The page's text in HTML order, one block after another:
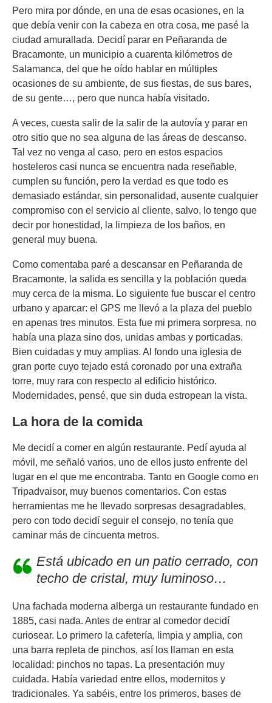
Pero mira por dónde, en una de esas ocasiones, en la
que debía venir con la cabeza en otra cosa, me pasé la
ciudad amurallada. Decidí parar en Peñaranda de
Bracamonte, un municipio a cuarenta kilómetros de
Salamanca, del que he oído hablar en múltiples
ocasiones de su ambiente, de sus fiestas, de sus bares,
de su gente…, pero que nunca había visitado.
A veces, cuesta salir de la salir de la autovía y parar en
otro sitio que no sea alguna de las áreas de descanso.
Tal vez no venga al caso, pero en estos espacios
hosteleros casi nunca se encuentra nada reseñable,
cumplen su función, pero la verdad es que todo es
demasiado estándar, sin personalidad, ausente cualquier
compromiso con el servicio al cliente, salvo, lo tengo que
decir por honestidad, la limpieza de los baños, en
general muy buena.
Como comentaba paré a descansar en Peñaranda de
Bracamonte, la salida es sencilla y la población queda
muy cerca de la misma. Lo siguiente fue buscar el centro
urbano y aparcar: el GPS me llevó a la plaza del pueblo
en apenas tres minutos. Esta fue mi primera sorpresa, no
había una plaza sino dos, unidas ambas y porticadas.
Bien cuidadas y muy amplias. Al fondo una iglesia de
gran porte cuyo tejado está coronado por una extraña
torre, muy rara con respecto al edificio histórico.
Modernidades, pensé, que sin duda estropean la vista.
La hora de la comida
Me decidí a comer en algún restaurante. Pedí ayuda al
móvil, me señaló varios, uno de ellos justo enfrente del
lugar en el que me encontraba. Tanto en Google como en
Tripadvaisor, muy buenos comentarios. Con estas
herramientas me he llevado sorpresas desagradables,
pero con todo decidí seguir el consejo, no tenía que
caminar más de cincuenta metros.
Está ubicado en un patio cerrado, con
techo de cristal, muy luminoso…
Una fachada moderna alberga un restaurante fundado en
1885, casi nada. Antes de entrar al comedor decidí
curiosear. Lo primero la cafetería, limpia y amplia, con
una barra repleta de pinchos, así los llaman en esta
localidad: pinchos no tapas. La presentación muy
cuidada. Había variedad entre ellos, modernitos y
tradicionales. Ya sabéis, entre los primeros, bases de